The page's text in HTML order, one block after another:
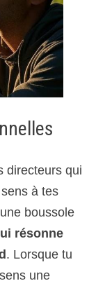
directeurs qui
à tes
boussole
résonne
. Lorsque tu
une